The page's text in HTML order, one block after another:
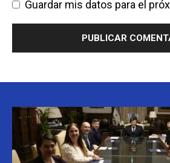
Guardar mis datos para el